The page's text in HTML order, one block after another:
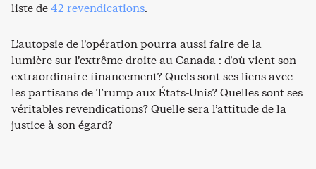
liste de42 revendications.
L’autopsie de l’opération pourra aussi faire de la
lumière sur l’extrême droite au Canada : d’où vient son
extraordinaire financement? Quels sont ses liens avec
les partisans de Trump aux États-Unis? Quelles sont ses
véritables revendications? Quelle sera l’attitude de la
justice à son égard?